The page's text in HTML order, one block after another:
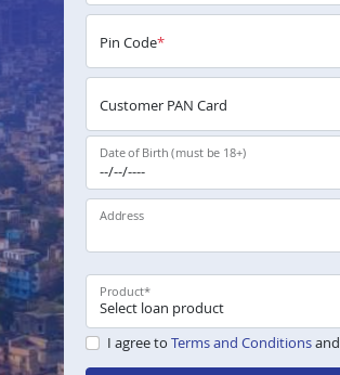
Pin Code*
Customer PAN Card
Date of Birth (must be 18+)
Address
Product*
I agree to Terms and Conditionsand